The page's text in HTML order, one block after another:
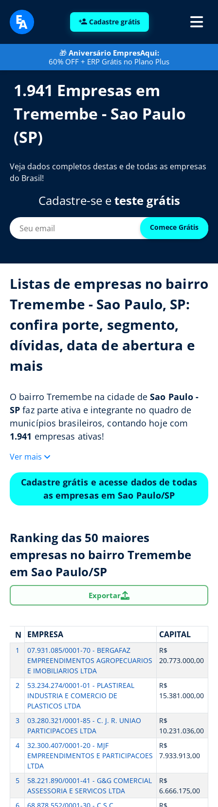
Cadastre grátis
🎁 Aniversário EmpresAqui:
60% OFF + ERP Grátis no Plano Plus
1.941 Empresas em
Tremembe - Sao Paulo
(SP)
Veja dados completos destas e de todas as empresas
do Brasil!
Cadastre-se eteste grátis
Comece Grátis
Listas de empresas no bairro
Tremembe - Sao Paulo, SP:
confira porte, segmento,
dívidas, data de abertura e
mais
O bairro Tremembe na cidade deSao Paulo -
SP faz parte ativa e integrante no quadro de
municípios brasileiros, contando hoje com
1.941 empresas ativas!
Ver mais
Cadastre grátis e acesse dados de todas
as empresas em Sao Paulo/SP
Ranking das 50 maiores
empresas no bairro Tremembe
em Sao Paulo/SP
Exportar
N EMPRESA CAPITAL
1
07.931.085/0001-70 - BERGAFAZ
EMPREENDIMENTOS AGROPECUARIOS
E IMOBILIARIOS LTDA
R$
20.773.000,00
2
53.234.274/0001-01 - PLASTIREAL
INDUSTRIA E COMERCIO DE
PLASTICOS LTDA
R$
15.381.000,00
3
03.280.321/0001-85 - C. J. R. UNIAO
PARTICIPACOES LTDA
R$
10.231.036,00
4
32.300.407/0001-20 - MJF
EMPREENDIMENTOS E PARTICIPACOES
LTDA
R$
7.933.913,00
5
58.221.890/0001-41 - G&G COMERCIAL
ASSESSORIA E SERVICOS LTDA
R$
6.666.175,00